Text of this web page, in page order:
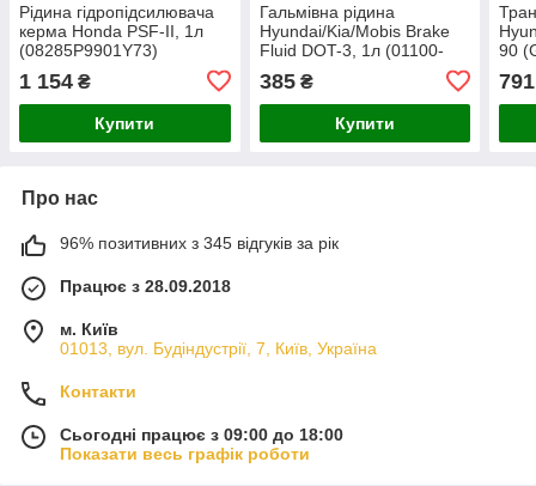
Рідина гідропідсилювача
керма Honda PSF-II, 1л
(08285P9901Y73)
1 154 ₴
Купити
Гальмівна рідина
Hyundai/Kia/Mobis Brake
Fluid DOT-3, 1л (01100-
385₴
Купити
90
791
Про нас
96% позитивних з 345 відгуків за рік
Працює з 28.09.2018
м. Київ
01013, вул. Будіндустрії, 7, Київ, Україна
Контакти
Сьогодні працює з 09:00 до 18:00
Показати весь графік роботи